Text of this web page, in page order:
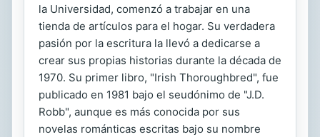
la Universidad, comenzó a trabajar en una
tienda de artículos para el hogar. Su verdadera
pasión por la escritura la llevó a dedicarse a
crear sus propias historias durante la década de
1970. Su primer libro, "Irish Thoroughbred", fue
publicado en 1981 bajo el seudónimo de "J.D.
Robb", aunque es más conocida por sus
novelas románticas escritas bajo su nombre